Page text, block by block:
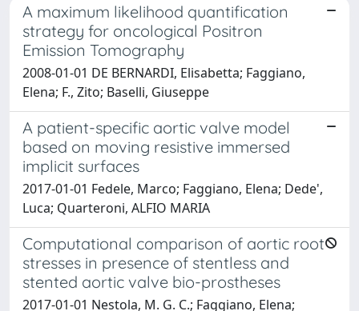
A maximum likelihood quantification
strategy for oncological Positron
Emission Tomography
2008-01-01 DE BERNARDI, Elisabetta; Faggiano,
Elena; F., Zito; Baselli, Giuseppe
A patient-specific aortic valve model
based on moving resistive immersed
implicit surfaces
2017-01-01 Fedele, Marco; Faggiano, Elena; Dede',
Luca; Quarteroni, ALFIO MARIA
Computational comparison of aortic root
stresses in presence of stentless and
stented aortic valve bio-prostheses
2017-01-01 Nestola, M. G. C.; Faggiano, Elena;